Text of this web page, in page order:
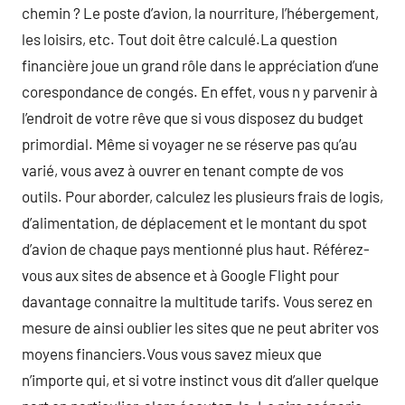
chemin ? Le poste d’avion, la nourriture, l’hébergement,
les loisirs, etc. Tout doit être calculé.La question
financière joue un grand rôle dans le appréciation d’une
corespondance de congés. En effet, vous n y parvenir à
l’endroit de votre rêve que si vous disposez du budget
primordial. Même si voyager ne se réserve pas qu’au
varié, vous avez à ouvrer en tenant compte de vos
outils. Pour aborder, calculez les plusieurs frais de logis,
d’alimentation, de déplacement et le montant du spot
d’avion de chaque pays mentionné plus haut. Référez-
vous aux sites de absence et à Google Flight pour
davantage connaitre la multitude tarifs. Vous serez en
mesure de ainsi oublier les sites que ne peut abriter vos
moyens financiers.Vous vous savez mieux que
n’importe qui, et si votre instinct vous dit d’aller quelque